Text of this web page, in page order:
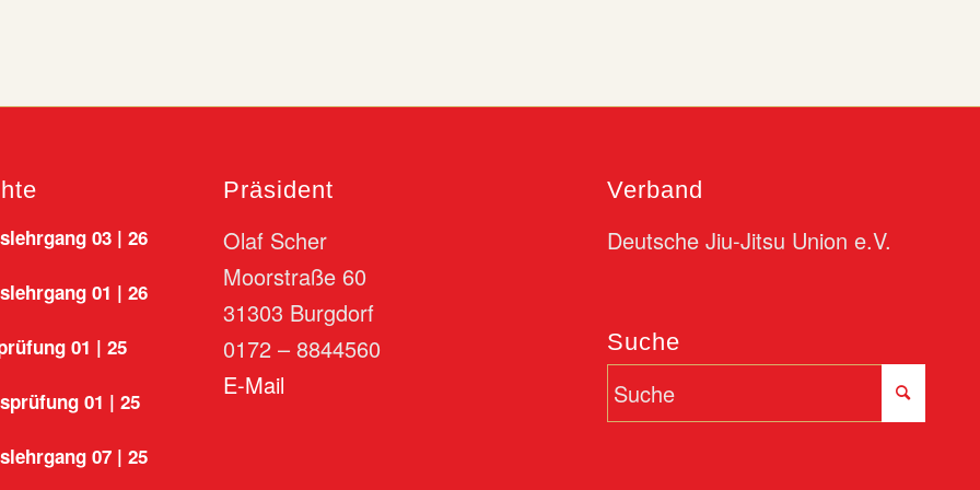
03 | 26
01 | 26
01 | 25
01 | 25
07 | 25
Präsident
Olaf Scher
Moorstraße 60
31303 Burgdorf
0172 – 8844560
E-Mail
Verband
Deutsche Jiu-Jitsu Union e.V.
Suche